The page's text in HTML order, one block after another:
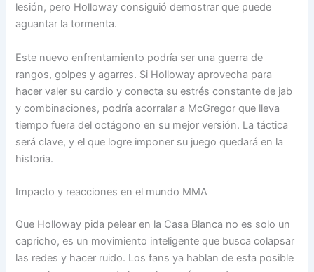
lesión, pero Holloway consiguió demostrar que puede
aguantar la tormenta.
Este nuevo enfrentamiento podría ser una guerra de
rangos, golpes y agarres. Si Holloway aprovecha para
hacer valer su cardio y conecta su estrés constante de jab
y combinaciones, podría acorralar a McGregor que lleva
tiempo fuera del octágono en su mejor versión. La táctica
será clave, y el que logre imponer su juego quedará en la
historia.
Impacto y reacciones en el mundo MMA
Que Holloway pida pelear en la Casa Blanca no es solo un
capricho, es un movimiento inteligente que busca colapsar
las redes y hacer ruido. Los fans ya hablan de esta posible